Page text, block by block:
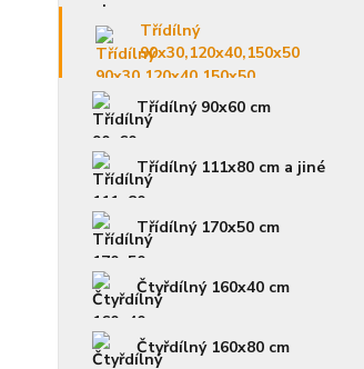
Třídílný
90x30,120x40,150x50
Třídílný 90x60 cm
Třídílný 111x80 cm a jiné
Třídílný 170x50 cm
Čtyřdílný 160x40 cm
Čtyřdílný 160x80 cm